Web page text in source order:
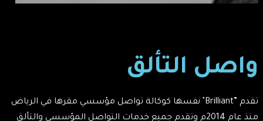
واصل التألق
تقدم ”Brilliant" نفسها كوكالة تواصل مؤسسي مقرها في الرياض
منذ عام 2014م وتقدم جميع خدمات التواصل المؤسسي والتألق